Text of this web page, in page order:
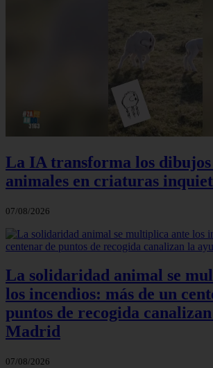
La IA transforma los
animales en criaturas
07/08/2026
La solidaridad animal se
los incendios: más de un
puntos de recogida
Madrid
07/08/2026